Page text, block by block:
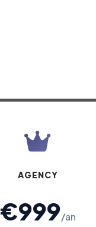
AGENCY
€999/an